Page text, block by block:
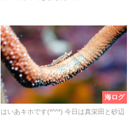
海ログ
はいあキホです(*^^*) 今日は真栄田と砂辺